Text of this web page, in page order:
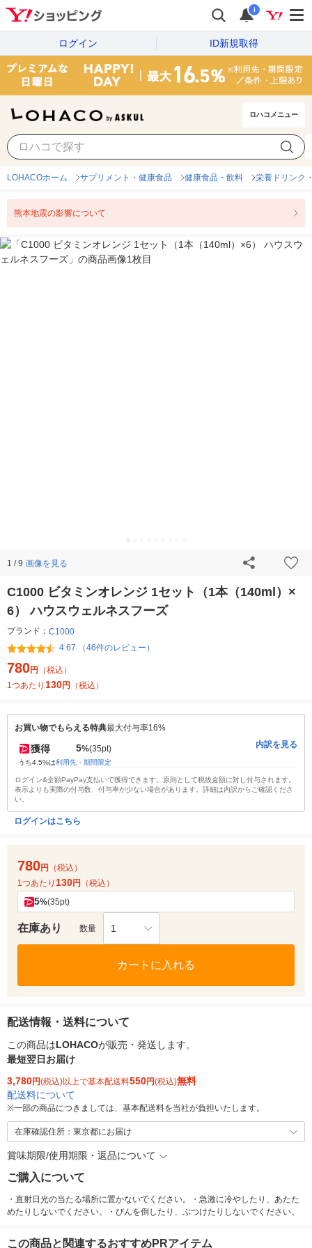
i
ログイン ID新規取得
ロハコメニュー
LOHACOホーム サプリメント・健康食品 健康食品・飲料 栄養ドリンク
熊本地震の影響について
1 / 9 画像を見る
C1000 ビタミンオレンジ 1セット（1本（140ml）×
6） ハウスウェルネスフーズ
ブランド： C1000
4.67 （46件のレビュー）
780円
（税込）
1つあたり 130円 （税込）
お買い物でもらえる特典最大付与率16%
獲得 5%(35pt)
うち4.5%は利用先・期間限定
内訳を見る
ログイン&全額PayPay支払いで獲得できます。原則として税抜金額に対し付与されます。
表示よりも実際の付与数、付与率が少ない場合があります。詳細は内訳からご確認くださ
い。
ログインはこちら
780円
（税込）
1つあたり 130円 （税込）
5%(35pt)
在庫あり 数量 1
カートに入れる
配送情報・送料について
この商品はLOHACOが販売・発送します。
最短翌日お届け
3,780円(税込)以上で基本配送料550円(税込)無料
配送料について
※一部の商品につきましては、基本配送料を当社が負担いたします。
在庫確認住所：東京都にお届け
賞味期限/使用期限・返品について
ご購入について
・直射日光の当たる場所に置かないでください。・急激に冷やしたり、あたた
めたりしないでください。・びんを倒したり、ぶつけたりしないでください。
この商品と関連するおすすめPRアイテム